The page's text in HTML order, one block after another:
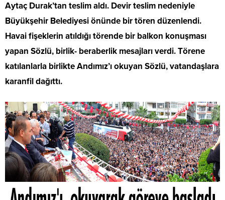
Aytaç Durak’tan teslim aldı. Devir teslim nedeniyle
Büyükşehir Belediyesi önünde bir tören düzenlendi.
Havai fişeklerin atıldığı törende bir balkon konuşması
yapan Sözlü, birlik- beraberlik mesajları verdi. Törene
katılanlarla birlikte Andımız’ı okuyan Sözlü, vatandaşlara
karanfil dağıttı.